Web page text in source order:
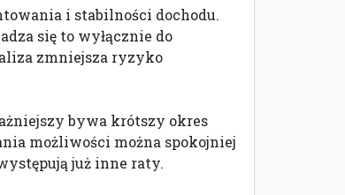
i stabilności dochodu.
się to wyłącznie do
zmniejsza ryzyko
bywa krótszy okres
możliwości można spokojniej
już inne raty.